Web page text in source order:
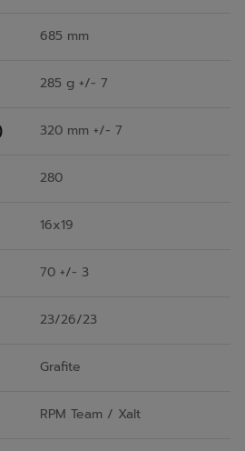
685 mm
285 g +/- 7
320 mm +/- 7
280
16x19
70 +/- 3
23/26/23
Grafite
RPM Team / Xalt